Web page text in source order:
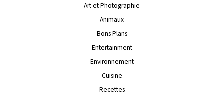
Art et Photographie
Animaux
Bons Plans
Entertainment
Environnement
Cuisine
Recettes